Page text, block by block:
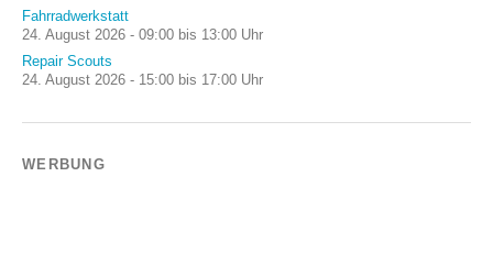
Fahrradwerkstatt
24. August 2026 - 09:00 bis 13:00 Uhr
Repair Scouts
24. August 2026 - 15:00 bis 17:00 Uhr
WERBUNG